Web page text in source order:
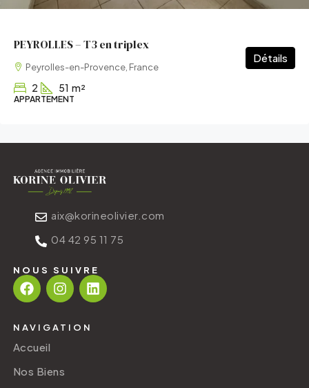
PEYROLLES – T3 en triplex
Peyrolles-en-Provence, France
2 51 m²
APPARTEMENT
Détails
aix@korineolivier.com
04 42 95 11 75
NOUS SUIVRE
NAVIGATION
Accueil
Nos Biens